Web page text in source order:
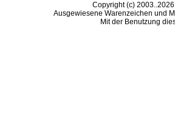
Copyright (c)
Ausgewiesene Warenzeichen und
Mit der Benutzung